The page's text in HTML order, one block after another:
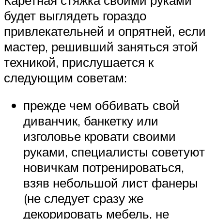
будет выглядеть гораздо
привлекательней и опрятней, если
мастер, решивший заняться этой
техникой, прислушается к
следующим советам:
прежде чем оббивать свой
диванчик, банкетку или
изголовье кровати своими
руками, специалисты советуют
новичкам потренироваться,
взяв небольшой лист фанеры
(не следует сразу же
декорировать мебель, не